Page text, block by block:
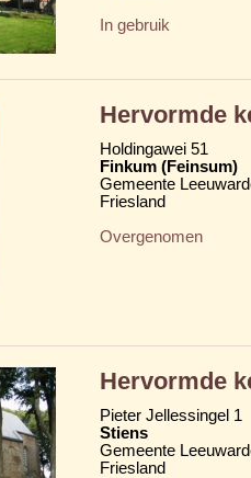
In gebruik
Hervormde
Holdingawei 51
Finkum (Feinsum)
Gemeente
Friesland
Overgenomen
Hervormde
Pieter Jellessingel 1
Stiens
Gemeente
Friesland